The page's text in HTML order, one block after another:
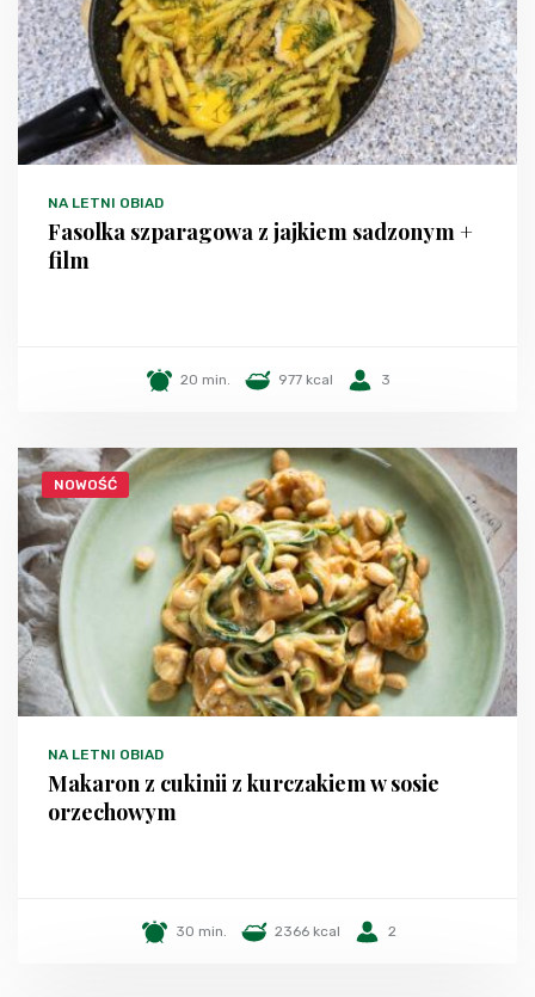
NA LETNI OBIAD
Fasolka szparagowa z jajkiem sadzonym +
film
20 min. 977 kcal 3
NOWOŚĆ
NA LETNI OBIAD
Makaron z cukinii z kurczakiem w sosie
orzechowym
30 min. 2366 kcal 2